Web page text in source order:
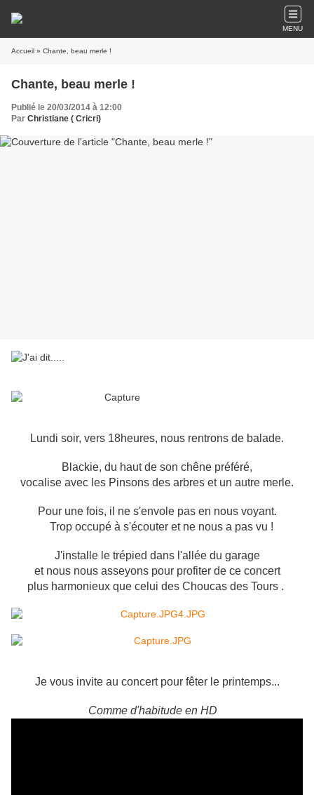
MENU
Accueil » Chante, beau merle !
Chante, beau merle !
Publié le 20/03/2014 à 12:00
Par Christiane ( Cricri)
Lundi soir, vers 18heures, nous rentrons de balade.
Blackie, du haut de son chêne préféré,
vocalise avec les Pinsons des arbres et un autre merle.
Pour une fois, il ne s'envole pas en nous voyant.
Trop occupé à s'écouter et ne nous a pas vu !
J'installe le trépied dans l'allée du garage
et nous nous asseyons pour profiter de ce concert
plus harmonieux que celui des Choucas des Tours .
Je vous invite au concert pour fêter le printemps...
Comme d'habitude en HD